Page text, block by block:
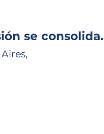
se consolida.